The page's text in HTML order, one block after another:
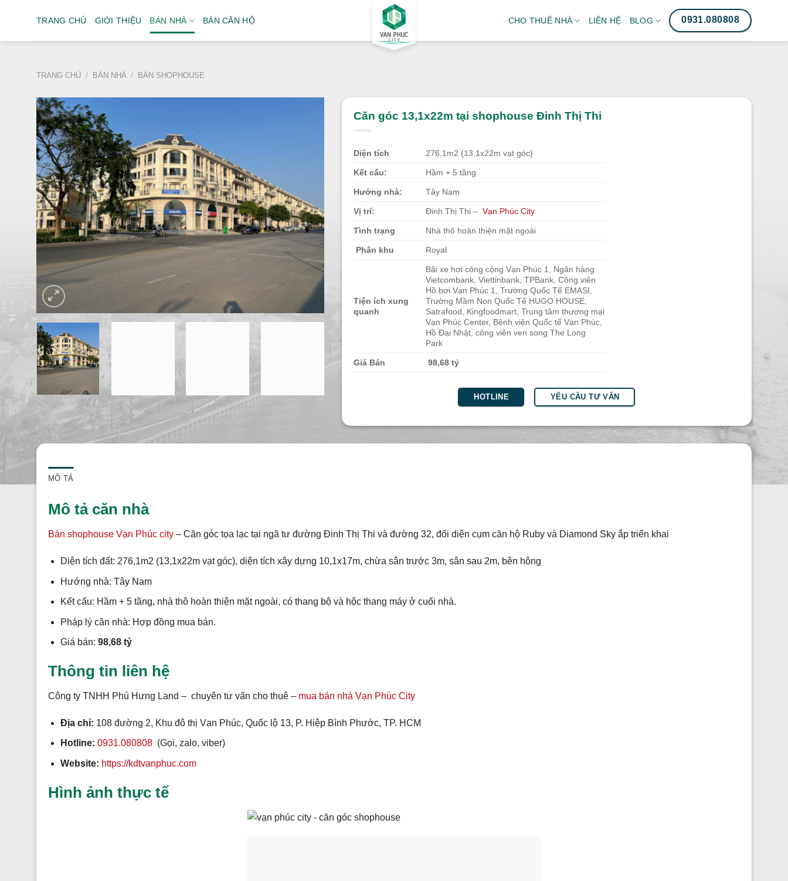
TRANG CHỦ GIỚI THIỆU BÁN NHÀ BÁN CĂN HỘ CHO THUÊ NHÀ LIÊN HỆ BLOG 0931.080808
TRANG CHỦ / BÁN NHÀ / BÁN SHOPHOUSE
Căn góc 13,1x22m tại shophouse Đinh Thị Thi
Diện tích 276,1m2 (13,1x22m vạt góc)
Kết cấu: Hầm + 5 tầng
Hướng nhà: Tây Nam
Vị trí: Đinh Thị Thi –Vạn Phúc City
Tình trạng Nhà thô hoàn thiện mặt ngoài
Phân khu Royal
Tiện ích xung
quanh
Bãi xe hơi công cộng Vạn Phúc 1, Ngân hàng
Vietcombank, Viettinbank, TPBank, Công viên
Hồ bơi Vạn Phúc 1, Trường Quốc Tế EMASI,
Trường Mầm Non Quốc Tế HUGO HOUSE,
Satrafood, Kingfoodmart, Trung tâm thương mại
Vạn Phúc Center, Bệnh viện Quốc tế Vạn Phúc,
Hồ Đại Nhật, công viên ven song The Long
Park
Giá Bán 98,68 tỷ
HOTLINE YÊU CẦU TƯ VẤN
MÔ TẢ
Mô tả căn nhà
Bán shophouse Vạn Phúc city – Căn góc tọa lạc tại ngã tư đường Đinh Thị Thi và đường 32, đối diện cụm căn hộ Ruby và Diamond Sky ắp triển khai
Diện tích đất: 276,1m2 (13,1x22m vạt góc), diện tích xây dựng 10,1x17m, chừa sân trước 3m, sân sau 2m, bên hông
Hướng nhà: Tây Nam
Kết cấu: Hầm + 5 tầng, nhà thô hoàn thiện mặt ngoài, có thang bộ và hộc thang máy ở cuối nhà.
Pháp lý căn nhà: Hợp đồng mua bán.
Giá bán: 98,68 tỷ
Thông tin liên hệ
Công ty TNHH Phú Hưng Land – chuyên tư vấn cho thuê – mua bán nhà Vạn Phúc City
Địa chỉ: 108 đường 2, Khu đô thị Vạn Phúc, Quốc lộ 13, P. Hiệp Bình Phước, TP. HCM
Hotline: 0931.080808 (Gọi, zalo, viber)
Website: https://kdtvanphuc.com
Hình ảnh thực tế